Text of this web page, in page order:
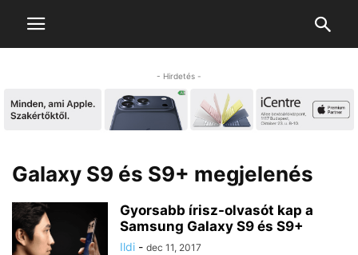
- Hirdetés -
Galaxy S9 és S9+ megjelenés
Gyorsabb írisz-olvasót kap a
Samsung Galaxy S9 és S9+
Ildi - dec 11, 2017